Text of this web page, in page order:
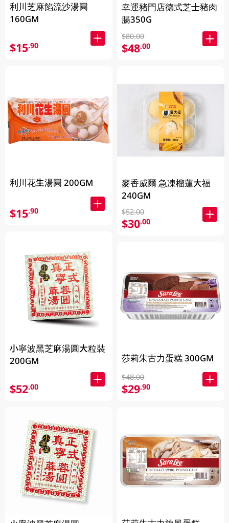
利川芝麻餡流沙湯圓
160GM
$15.90
利川花生湯圓 200GM
$15.90
小寧波黑芝麻湯圓大粒裝
200GM
$52.00
幸運豬門店德式芝士豬肉
腸350G
$80.00
$48.00
麥香威爾 急凍榴蓮大福
240GM
$52.00
$30.00
莎莉朱古力蛋糕 300GM
$48.00
$29.90